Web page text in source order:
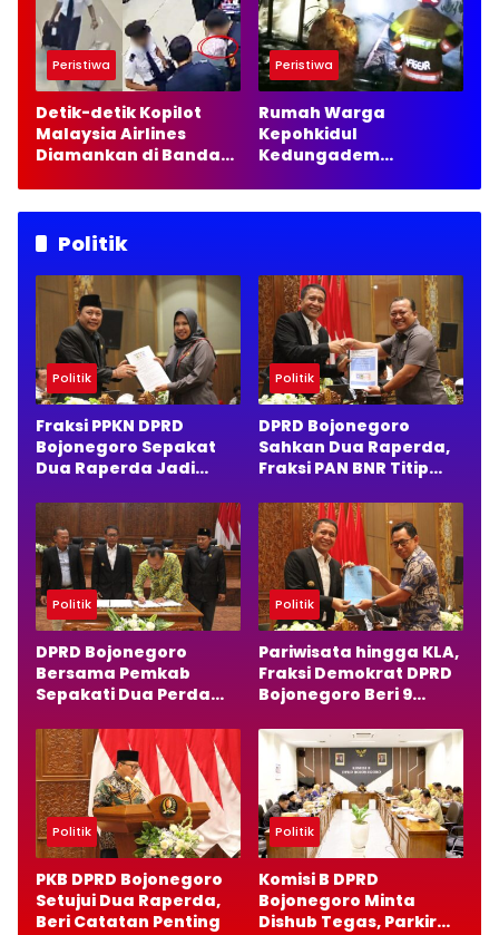
Peristiwa
Detik-detik Kopilot
Malaysia Airlines
Diamankan di Bandara
Peristiwa
Rumah Warga
Kepohkidul
Kedungadem
Tak Ada Korban Jiwa
Politik
Politik
Fraksi PPKN DPRD
Bojonegoro Sepakat
Dua Raperda Jadi
Politik
DPRD Bojonegoro
Sahkan Dua Raperda,
Fraksi PAN BNR Titip
Politik
DPRD Bojonegoro
Bersama Pemkab
Sepakati Dua Perda
Pariwisata
Politik
Pariwisata hingga KLA,
Fraksi Demokrat DPRD
Bojonegoro Beri 9
Politik
PKB DPRD Bojonegoro
Setujui Dua Raperda,
Beri Catatan Penting
Politik
Komisi B DPRD
Bojonegoro Minta
Dishub Tegas, Parkir